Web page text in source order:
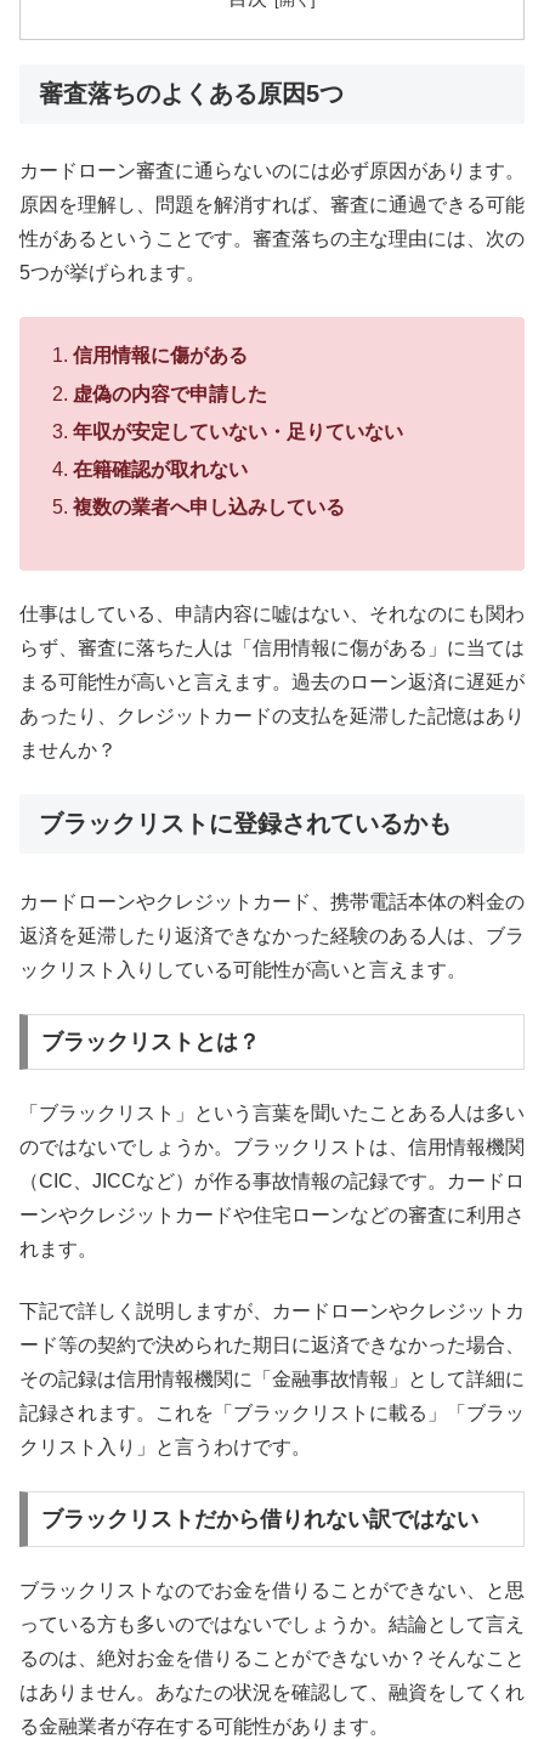
審査落ちのよくある原因5つ
カードローン審査に通らないのには必ず原因があります。
原因を理解し、問題を解消すれば、審査に通過できる可能
性があるということです。審査落ちの主な理由には、次の
5つが挙げられます。
信用情報に傷がある
虚偽の内容で申請した
年収が安定していない・足りていない
在籍確認が取れない
複数の業者へ申し込みしている
仕事はしている、申請内容に嘘はない、それなのにも関わ
らず、審査に落ちた人は「信用情報に傷がある」に当ては
まる可能性が高いと言えます。過去のローン返済に遅延が
あったり、クレジットカードの支払を延滞した記憶はあり
ませんか？
ブラックリストに登録されているかも
カードローンやクレジットカード、携帯電話本体の料金の
返済を延滞したり返済できなかった経験のある人は、ブラ
ックリスト入りしている可能性が高いと言えます。
ブラックリストとは？
「ブラックリスト」という言葉を聞いたことある人は多い
のではないでしょうか。ブラックリストは、信用情報機関
（CIC、JICCなど）が作る事故情報の記録です。カードロ
ーンやクレジットカードや住宅ローンなどの審査に利用さ
れます。
下記で詳しく説明しますが、カードローンやクレジットカ
ード等の契約で決められた期日に返済できなかった場合、
その記録は信用情報機関に「金融事故情報」として詳細に
記録されます。これを「ブラックリストに載る」「ブラッ
クリスト入り」と言うわけです。
ブラックリストだから借りれない訳ではない
ブラックリストなのでお金を借りることができない、と思
っている方も多いのではないでしょうか。結論として言え
るのは、絶対お金を借りることができないか？そんなこと
はありません。あなたの状況を確認して、融資をしてくれ
る金融業者が存在する可能性があります。